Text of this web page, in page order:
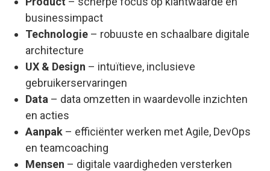
businessimpact
Technologie – robuuste en schaalbare digitale
architecture
UX & Design – intuïtieve, inclusieve
gebruikerservaringen
Data – data omzetten in waardevolle inzichten
en acties
Aanpak – efficiënter werken met Agile, DevOps
en teamcoaching
Mensen – digitale vaardigheden versterken